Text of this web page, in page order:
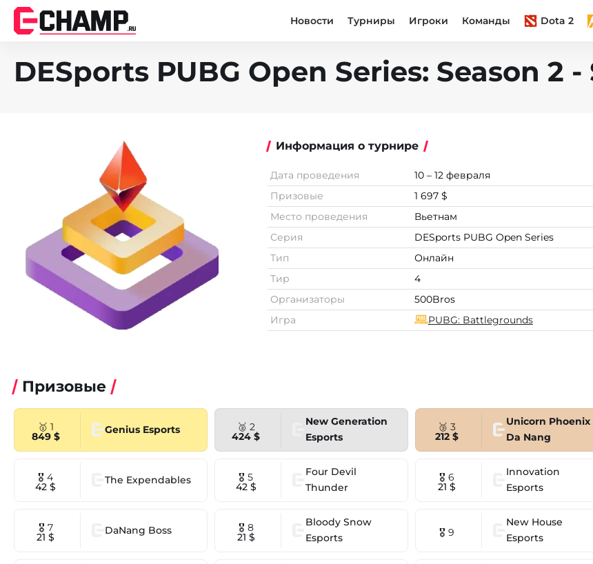
Новости Турниры Игроки Команды Dota 2
DESports PUBG Open Series: Season 2
Информация о турнире
Дата проведения
10 – 12 февраля
Призовые
1 697 $
Место проведения
Вьетнам
Серия
DESports PUBG Open Series
Тип
Онлайн
Тир
4
Организаторы
500Bros
Игра
PUBG: Battlegrounds
Призовые
🥇 1
849 $
Genius Esports 🥈 2
424 $
New Generation
Esports
🥉 3
212 $
Unicorn Phoenix
Da Nang
🎖 4
42 $
The Expendables 🎖 5
42 $
Four Devil
Thunder
🎖 6
21 $
Innovation
Esports
🎖 7
21 $
DaNang Boss 🎖 8
21 $
Bloody Snow
Esports
🎖 9
New House
Esports